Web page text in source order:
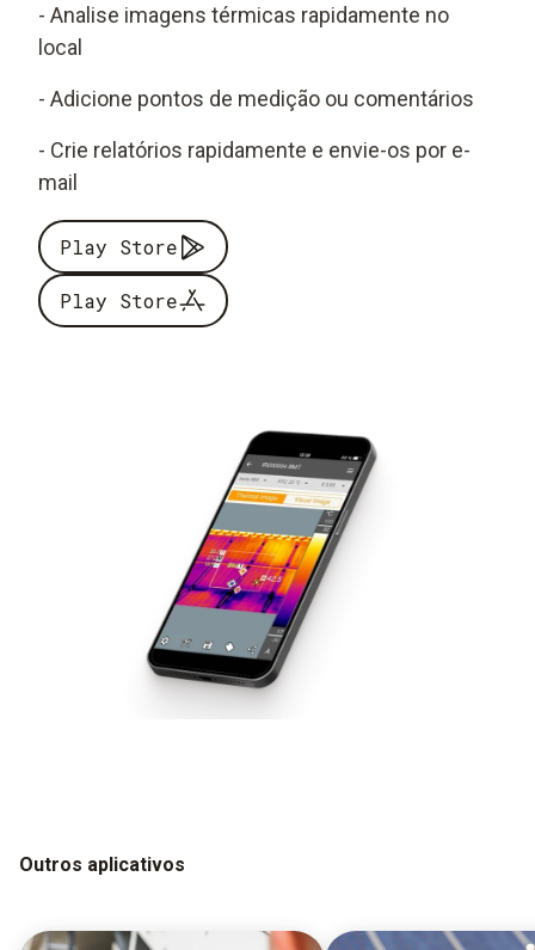
- Analise imagens térmicas rapidamente no
local
- Adicione pontos de medição ou comentários
- Crie relatórios rapidamente e envie-os por e-
mail
Play Store
Play Store
Outros aplicativos